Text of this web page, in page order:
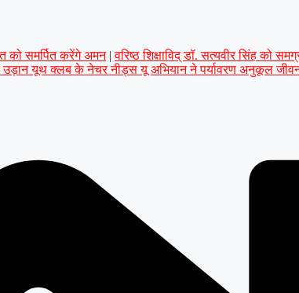
को समर्पित करेंगे अमन | वरिष्ठ शिक्षाविद् डॉ. सत्यवीर सिंह को
यूथ क्लब के नेचर नीड्स यू अभियान ने पर्यावरण अनुकूल